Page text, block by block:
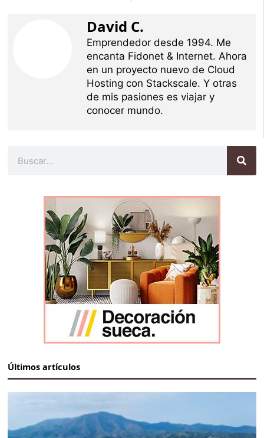
David C.
Emprendedor desde 1994. Me
encanta Fidonet & Internet. Ahora
en un proyecto nuevo de Cloud
Hosting con Stackscale. Y otras
de mis pasiones es viajar y
conocer mundo.
Últimos artículos